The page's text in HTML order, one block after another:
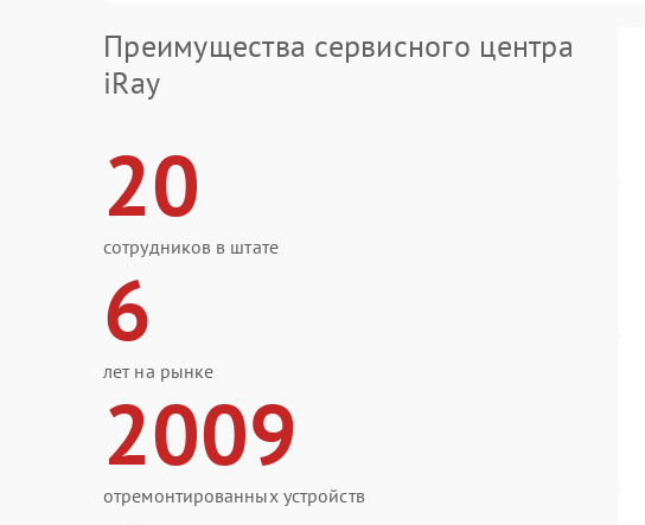
Преимущества сервисного центра
iRay
20
сотрудников в штате
6
лет на рынке
2009
отремонтированных устройств